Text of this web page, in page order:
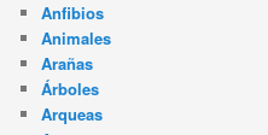
Anfibios
Animales
Arañas
Árboles
Arqueas